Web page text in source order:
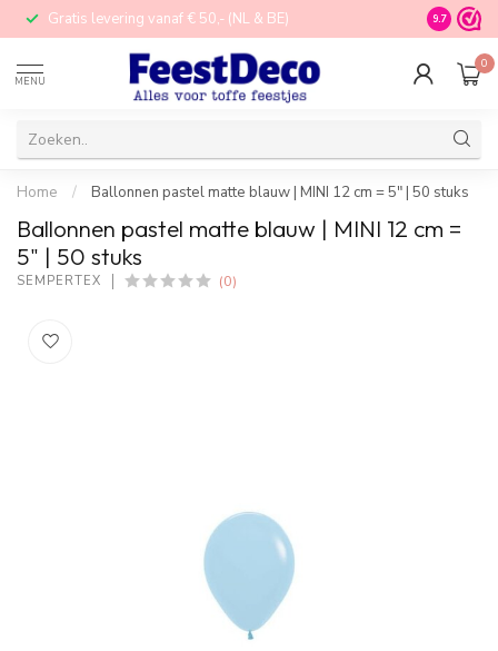
Gratis levering vanaf € 50,- (NL & BE) STORE in
9.7
MENU
0
Home / Ballonnen pastel matte blauw | MINI 12 cm = 5" | 50 stuks
Ballonnen pastel matte blauw | MINI 12 cm =
5" | 50 stuks
SEMPERTEX (0)